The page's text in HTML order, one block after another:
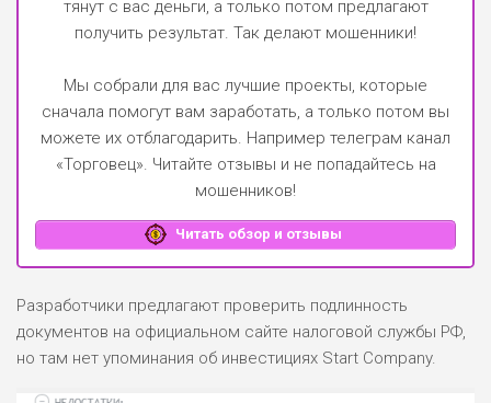
тянут с вас деньги, а только потом предлагают
получить результат. Так делают мошенники!
Мы собрали для вас лучшие проекты, которые
сначала помогут вам заработать, а только потом вы
можете их отблагодарить. Например телеграм канал
«Торговец». Читайте отзывы и не попадайтесь на
мошенников!
Читать обзор и отзывы
Разработчики предлагают проверить подлинность
документов на официальном сайте налоговой службы РФ,
но там нет упоминания об инвестициях Start Company.